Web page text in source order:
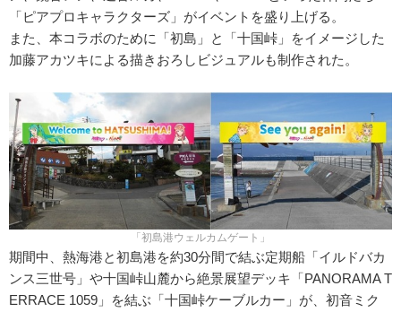
「ピアプロキャラクターズ」がイベントを盛り上げる。
また、本コラボのために「初島」と「十国峠」をイメージした
加藤アカツキによる描きおろしビジュアルも制作された。
「初島港ウェルカムゲート」
期間中、熱海港と初島港を約30分間で結ぶ定期船「イルドバカ
ンス三世号」や十国峠山麓から絶景展望デッキ「PANORAMA T
ERRACE 1059」を結ぶ「十国峠ケーブルカー」が、初音ミク